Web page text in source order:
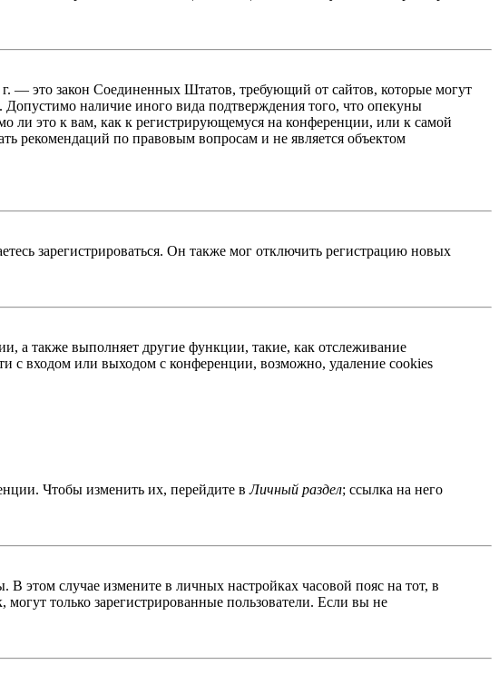
— это закон Соединенных Штатов, требующий от сайтов, которые могут
наличие иного вида подтверждения того, что опекуны
это к вам, как к регистрирующемуся на конференции, или к самой
рекомендаций по правовым вопросам и не является объектом
зарегистрироваться. Он также мог отключить регистрацию новых
а также выполняет другие функции, такие, как отслеживание
с входом или выходом с конференции, возможно, удаление cookies
Чтобы изменить их, перейдите вЛичный раздел; ссылка на него
этом случае измените в личных настройках часовой пояс на тот, в
только зарегистрированные пользователи. Если вы не